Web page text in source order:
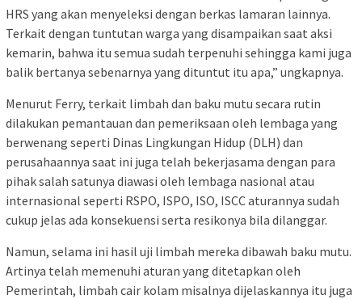
HRS yang akan menyeleksi dengan berkas lamaran lainnya.
Terkait dengan tuntutan warga yang disampaikan saat aksi
kemarin, bahwa itu semua sudah terpenuhi sehingga kami juga
balik bertanya sebenarnya yang dituntut itu apa,” ungkapnya.
Menurut Ferry, terkait limbah dan baku mutu secara rutin
dilakukan pemantauan dan pemeriksaan oleh lembaga yang
berwenang seperti Dinas Lingkungan Hidup (DLH) dan
perusahaannya saat ini juga telah bekerjasama dengan para
pihak salah satunya diawasi oleh lembaga nasional atau
internasional seperti RSPO, ISPO, ISO, ISCC aturannya sudah
cukup jelas ada konsekuensi serta resikonya bila dilanggar.
Namun, selama ini hasil uji limbah mereka dibawah baku mutu.
Artinya telah memenuhi aturan yang ditetapkan oleh
Pemerintah, limbah cair kolam misalnya dijelaskannya itu juga